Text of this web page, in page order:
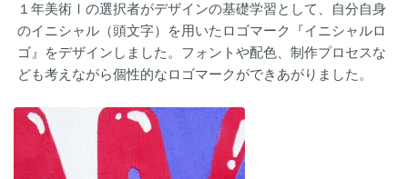
１年美術Ⅰの選択者がデザインの基礎学習として、自分自身
のイニシャル（頭文字）を用いたロゴマーク『イニシャルロ
ゴ』をデザインしました。フォントや配色、制作プロセスな
ども考えながら個性的なロゴマークができあがりました。